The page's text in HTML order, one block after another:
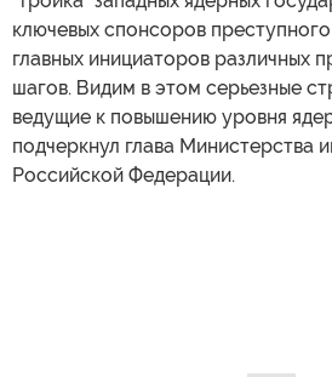
ключевых спонсоров
главных инициаторов различных
шагов. Видим в этом серьезные
ведущие к повышению уровня
подчеркнул глава Министерства
Российской Федерации.